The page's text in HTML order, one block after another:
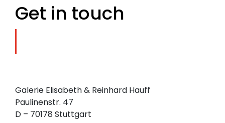
Get in touch
Galerie Elisabeth & Reinhard Hauff
Paulinenstr. 47
D – 70178 Stuttgart